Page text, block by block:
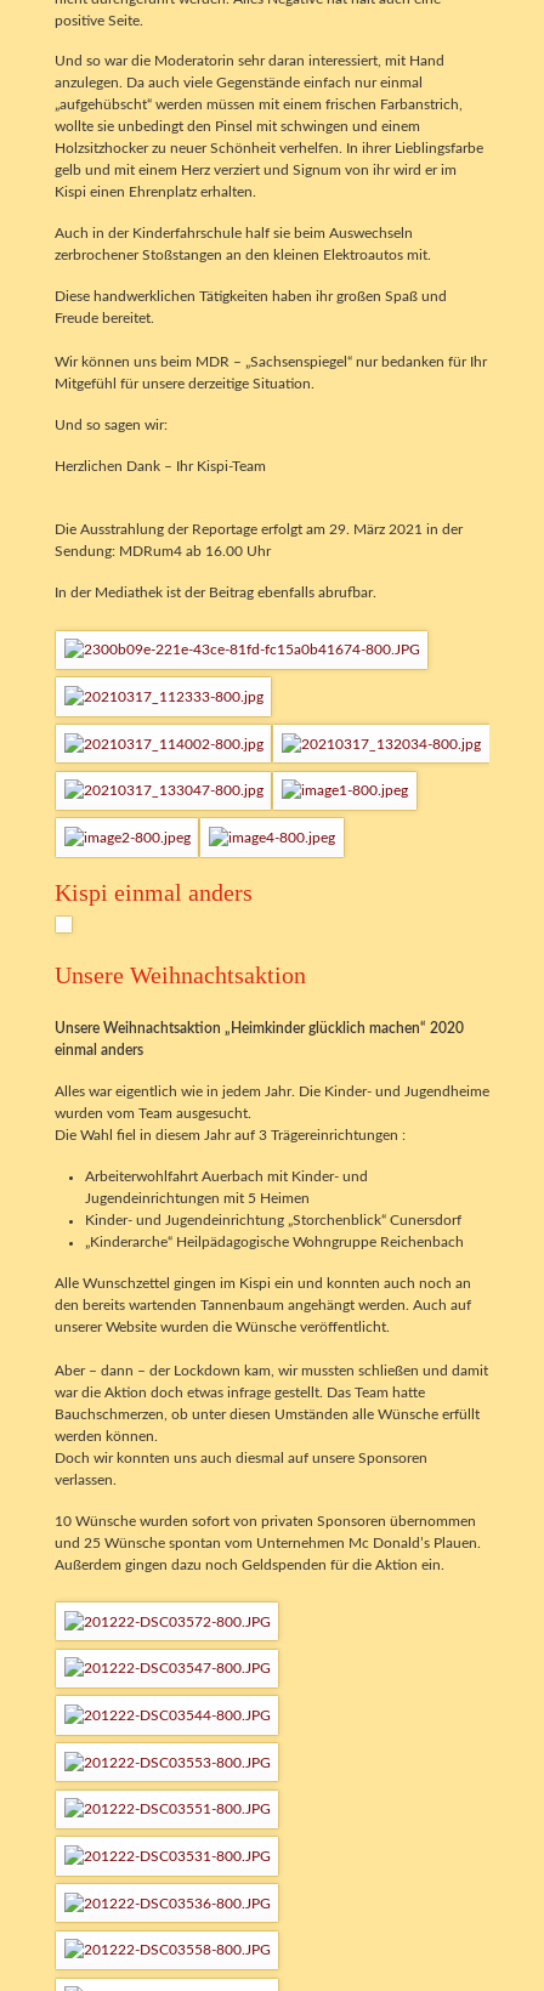
positive Seite.
Und so war die Moderatorin sehr daran interessiert, mit Hand
anzulegen. Da auch viele Gegenstände einfach nur einmal
„aufgehübscht“ werden müssen mit einem frischen Farbanstrich,
wollte sie unbedingt den Pinsel mit schwingen und einem
Holzsitzhocker zu neuer Schönheit verhelfen. In ihrer Lieblingsfarbe
gelb und mit einem Herz verziert und Signum von ihr wird er im
Kispi einen Ehrenplatz erhalten.
Auch in der Kinderfahrschule half sie beim Auswechseln
zerbrochener Stoßstangen an den kleinen Elektroautos mit.
Diese handwerklichen Tätigkeiten haben ihr großen Spaß und
Freude bereitet.
Wir können uns beim MDR – „Sachsenspiegel“ nur bedanken für Ihr
Mitgefühl für unsere derzeitige Situation.
Und so sagen wir:
Herzlichen Dank – Ihr Kispi-Team
Die Ausstrahlung der Reportage erfolgt am 29. März 2021 in der
Sendung: MDRum4 ab 16.00 Uhr
In der Mediathek ist der Beitrag ebenfalls abrufbar.
Kispi einmal anders
Unsere Weihnachtsaktion
Unsere Weihnachtsaktion „Heimkinder glücklich machen“ 2020
einmal anders
Alles war eigentlich wie in jedem Jahr. Die Kinder- und Jugendheime
wurden vom Team ausgesucht.
Die Wahl fiel in diesem Jahr auf 3 Trägereinrichtungen :
Arbeiterwohlfahrt Auerbach mit Kinder- und
Jugendeinrichtungen mit 5 Heimen
Kinder- und Jugendeinrichtung „Storchenblick“ Cunersdorf
„Kinderarche“ Heilpädagogische Wohngruppe Reichenbach
Alle Wunschzettel gingen im Kispi ein und konnten auch noch an
den bereits wartenden Tannenbaum angehängt werden. Auch auf
unserer Website wurden die Wünsche veröffentlicht.
Aber – dann – der Lockdown kam, wir mussten schließen und damit
war die Aktion doch etwas infrage gestellt. Das Team hatte
Bauchschmerzen, ob unter diesen Umständen alle Wünsche erfüllt
werden können.
Doch wir konnten uns auch diesmal auf unsere Sponsoren
verlassen.
10 Wünsche wurden sofort von privaten Sponsoren übernommen
und 25 Wünsche spontan vom Unternehmen Mc Donald’s Plauen.
Außerdem gingen dazu noch Geldspenden für die Aktion ein.